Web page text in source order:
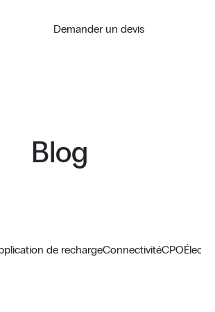
Demander un devis
Blog
de rechargeConnectivitéCPO